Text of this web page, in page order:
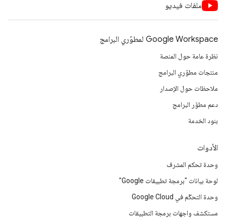
ملفات فيديو
Google Workspace لمطوّري البرامج
نظرة عامة حول المنصة
منتجات مطوّري البرامج
ملاحظات حول الإصدار
دعم مطوّر البرامج
بنود الخدمة
الأدوات
وحدة تحكم المشرف
لوحة بيانات "برمجة تطبيقات Google"
وحدة التحكّم في Google Cloud
مستكشف واجهات برمجة التطبيقات